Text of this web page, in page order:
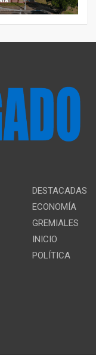
DESTACADAS
ECONOMÍA
GREMIALES
INICIO
POLÍTICA